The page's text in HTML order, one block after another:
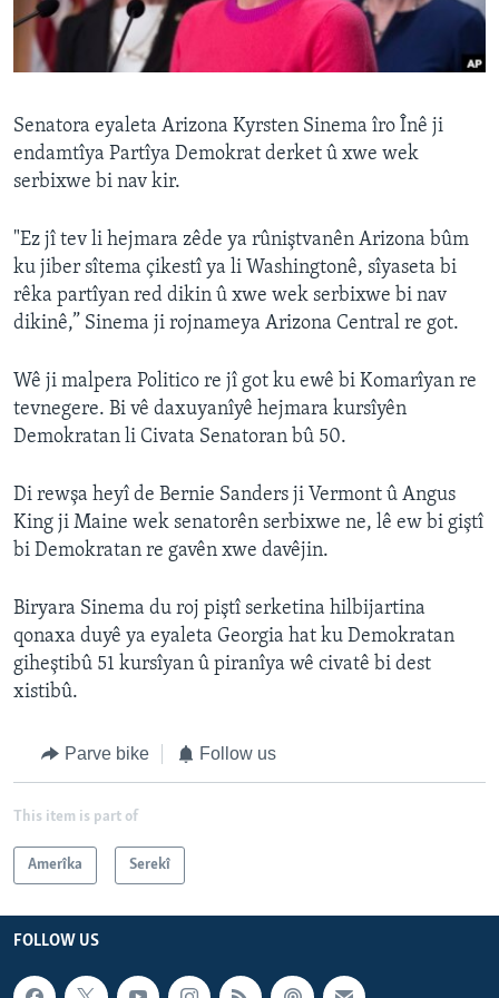
ÇAND Û HUNER
SERNIVÎS
Learning English
Zimanên Din
Senatora eyaleta Arizona Kyrsten Sinema îro Înê ji
endamtîya Partîya Demokrat derket û xwe wek
serbixwe bi nav kir.
"Ez jî tev li hejmara zêde ya rûniştvanên Arizona bûm
ku jiber sîtema çikestî ya li Washingtonê, sîyaseta bi
rêka partîyan red dikin û xwe wek serbixwe bi nav
dikinê,” Sinema ji rojnameya Arizona Central re got.
Wê ji malpera Politico re jî got ku ewê bi Komarîyan re
tevnegere. Bi vê daxuyanîyê hejmara kursîyên
Demokratan li Civata Senatoran bû 50.
Di rewşa heyî de Bernie Sanders ji Vermont û Angus
King ji Maine wek senatorên serbixwe ne, lê ew bi giştî
bi Demokratan re gavên xwe davêjin.
Biryara Sinema du roj piştî serketina hilbijartina
qonaxa duyê ya eyaleta Georgia hat ku Demokratan
giheştibû 51 kursîyan û piranîya wê civatê bi dest
xistibû.
Parve bike Follow us
This item is part of
Amerîka Serekî
FOLLOW US